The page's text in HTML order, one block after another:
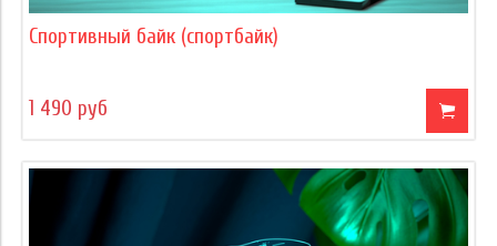
Спортивный байк (спортбайк)
1 490 руб